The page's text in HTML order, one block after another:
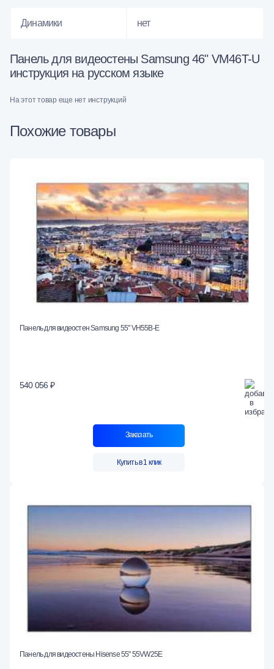
Динамики нет
Панель для видеостены Samsung 46" VM46T-U
инструкция на русском языке
На этот товар еще нет инструкций
Похожие товары
Панель для видеостен Samsung 55" VH55B-E
540 056 ₽
Заказать
Купить в 1 клик
Панель для видеостены Hisense 55" 55VW25E